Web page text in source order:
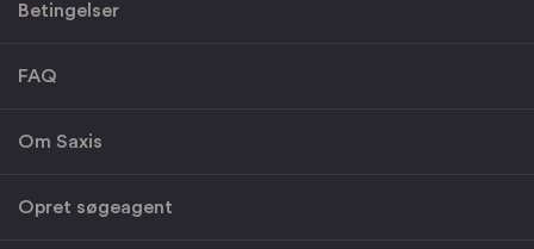
Betingelser
FAQ
Om Saxis
Opret søgeagent